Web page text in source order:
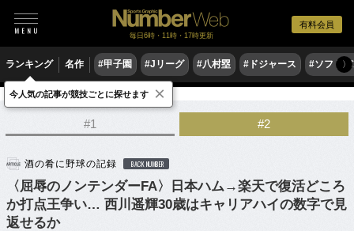
有料会員
毎日6時・11時・17時更新
ランキング 名作 #甲子園 #Jリーグ #八村塁 #ドジャース #ソフト〉
野球 プロ野球
#1 #2
酒の肴に野球の記録 BACK NUMBER
〈屈辱のノンテンダーFA〉日本ハム→楽天で復活どころ
か打点王争い… 西川遥輝30歳はキャリアハイの数字で見
返せるか
今人気の記事が競技ごとに探せます ×